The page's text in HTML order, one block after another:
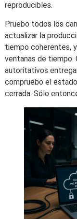
reproducibles.
Pruebo todos los
actualizar la
tiempo coherentes,
ventanas de tiempo.
autoritativos
compruebo el
cerrada. Sólo